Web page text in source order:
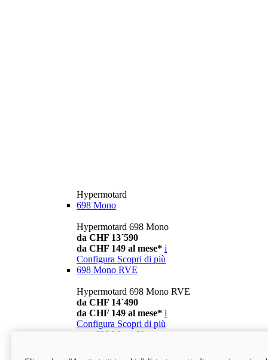
Hypermotard
698 Mono
Hypermotard 698 Mono
da CHF 13´590
da CHF 149 al mese* i
Configura Scopri di più
698 Mono RVE
Hypermotard 698 Mono RVE
da CHF 14´490
da CHF 149 al mese* i
Configura Scopri di più
698 Mono Nera
Hypermotard 698 Mono Nera